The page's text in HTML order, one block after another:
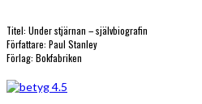
Titel: Under stjärnan – självbiografin
Författare: Paul Stanley
Förlag: Bokfabriken